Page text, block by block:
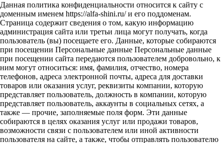
Данная политика конфиденциальности относится к сайту с
доменным именем https://alfa-shini.ru/ и его поддоменам.
Страница содержит сведения о том, какую информацию
администрация сайта или третьи лица могут получать, когда
пользователь (вы) посещаете его. Данные, которые собираются
при посещении Персональные данные Персональные данные
при посещении сайта передаются пользователем добровольно, к
ним могут относиться: имя, фамилия, отчество, номера
телефонов, адреса электронной почты, адреса для доставки
товаров или оказания услуг, реквизиты компании, которую
представляет пользователь, должность в компании, которую
представляет пользователь, аккаунты в социальных сетях, а
также — прочие, заполняемые поля форм. Эти данные
собираются в целях оказания услуг или продажи товаров,
возможности связи с пользователем или иной активности
пользователя на сайте, а также, чтобы отправлять пользователю